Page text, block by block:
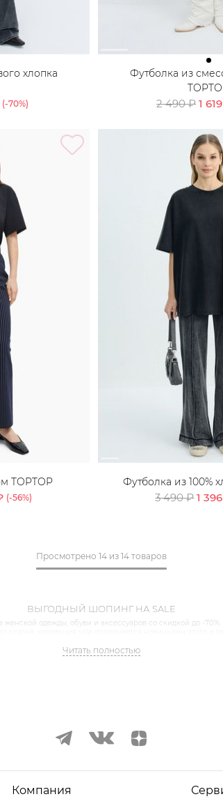
хлопка
(-70%)
Футболка из
2 490 ₽ 1
TOPTOP
(-56%)
Футболка из 100%
3 490 ₽ 1
Просмотрено 14 из 14 товаров
ВЫГОДНЫЙ ШОПИНГ НА SALE
одежды, обуви и аксессуаров со скидкой до -
— у нас вы сможете найти лаконичные модели, которые
обуви. Женская обувь из натуральной кожи и
Читать полностью
Компания